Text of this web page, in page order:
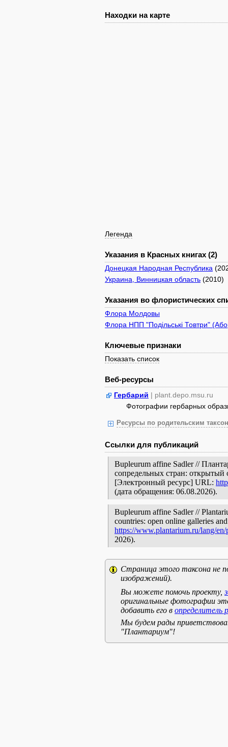
Находки на карте
Легенда
Указания в Красных книгах (2)
Донецкая Народная Республика
Украина, Винницкая область (2010)
Указания во флористических
Флора Молдовы
Флора НПП "Подільські Товтри"
Ключевые признаки
Показать список
Веб-ресурсы
Гербарий | plant.depo.msu.ru
Фотографии гербарных
Ресурсы по родительским
Ссылки для публикаций
Bupleurum affine Sadler //
сопредельных стран: открытый
[Электронный ресурс] URL:
(дата обращения: 06.08.2026).
Bupleurum affine Sadler //
countries: open online galleries
https://www.plantarium.ru/lang/
2026).
Страница этого таксона не
изображений).
Вы можете помочь проекту,
оригинальные фотографии
добавить его в определитель
Мы будем рады
"Плантариум"!